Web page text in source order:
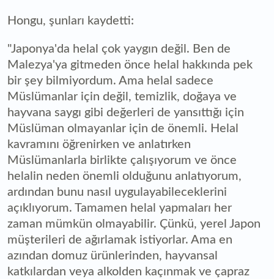
Hongu, şunları kaydetti:
"Japonya'da helal çok yaygın değil. Ben de
Malezya'ya gitmeden önce helal hakkında pek
bir şey bilmiyordum. Ama helal sadece
Müslümanlar için değil, temizlik, doğaya ve
hayvana saygı gibi değerleri de yansıttığı için
Müslüman olmayanlar için de önemli. Helal
kavramını öğrenirken ve anlatırken
Müslümanlarla birlikte çalışıyorum ve önce
helalin neden önemli olduğunu anlatıyorum,
ardından bunu nasıl uygulayabileceklerini
açıklıyorum. Tamamen helal yapmaları her
zaman mümkün olmayabilir. Çünkü, yerel Japon
müşterileri de ağırlamak istiyorlar. Ama en
azından domuz ürünlerinden, hayvansal
katkılardan veya alkolden kaçınmak ve çapraz